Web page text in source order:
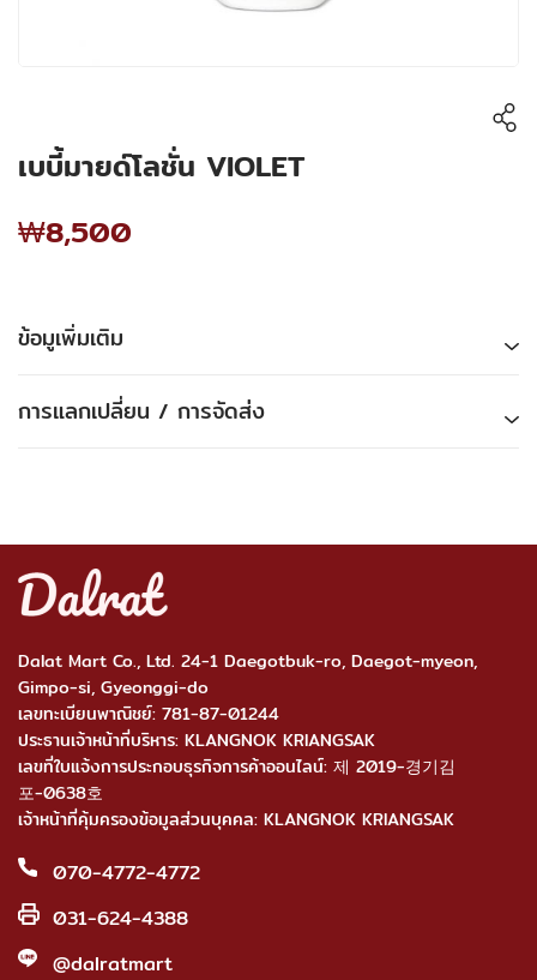
เบบี้มายด์โลชั่น VIOLET
₩8,500
ข้อมูเพิ่มเติม
การแลกเปลี่ยน / การจัดส่ง
Dalat Mart Co., Ltd. 24-1 Daegotbuk-ro, Daegot-myeon,
Gimpo-si, Gyeonggi-do
เลขทะเบียนพาณิชย์: 781-87-01244
ประธานเจ้าหน้าที่บริหาร: KLANGNOK KRIANGSAK
เลขที่ใบแจ้งการประกอบธุรกิจการค้าออนไลน์: 제 2019-경기김
포-0638호
เจ้าหน้าที่คุ้มครองข้อมูลส่วนบุคคล: KLANGNOK KRIANGSAK
070-4772-4772
031-624-4388
@dalratmart